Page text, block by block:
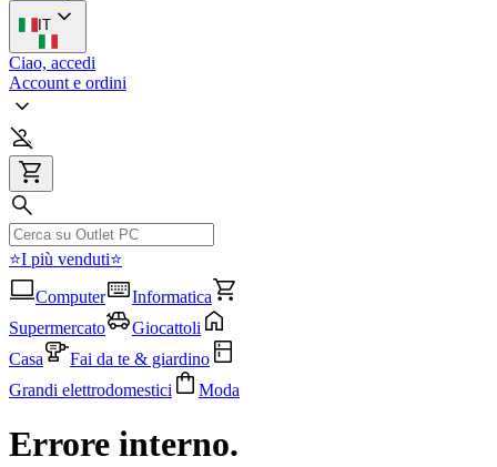
IT
Ciao, accedi
Account e ordini
⭐I più venduti⭐
Computer
Informatica
Supermercato
Giocattoli
Casa
Fai da te & giardino
Grandi elettrodomestici
Moda
Errore interno.